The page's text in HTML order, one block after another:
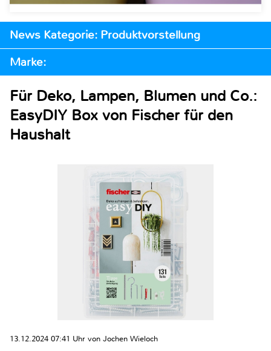
News Kategorie: Produktvorstellung
Marke:
Für Deko, Lampen, Blumen und Co.:
EasyDIY Box von Fischer für den
Haushalt
13.12.2024 07:41 Uhr von Jochen Wieloch